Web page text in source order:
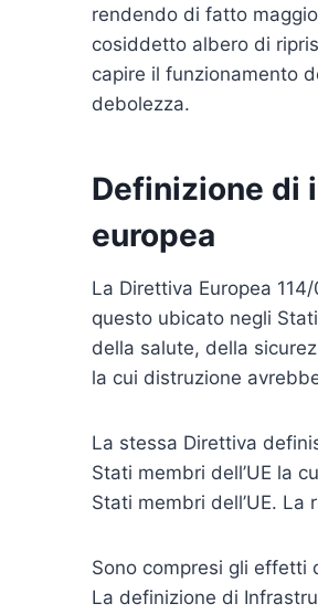
rendendo di fatto
cosiddetto albero di
capire il funzionamento
debolezza.
Definizione di
europea
La Direttiva Europea
questo ubicato negli
della salute, della
la cui distruzione
La stessa Direttiva
Stati membri dell’UE la
Stati membri dell’UE.
Sono compresi gli effetti
La definizione di